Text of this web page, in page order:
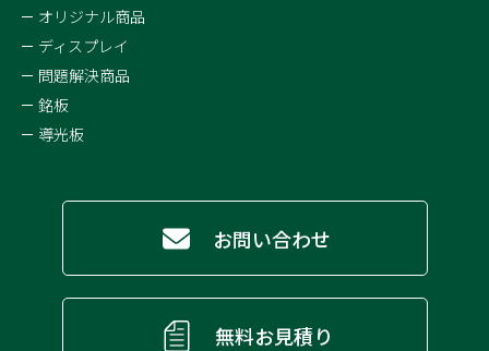
オリジナル商品
ディスプレイ
問題解決商品
銘板
導光板
お問い合わせ
無料お見積り